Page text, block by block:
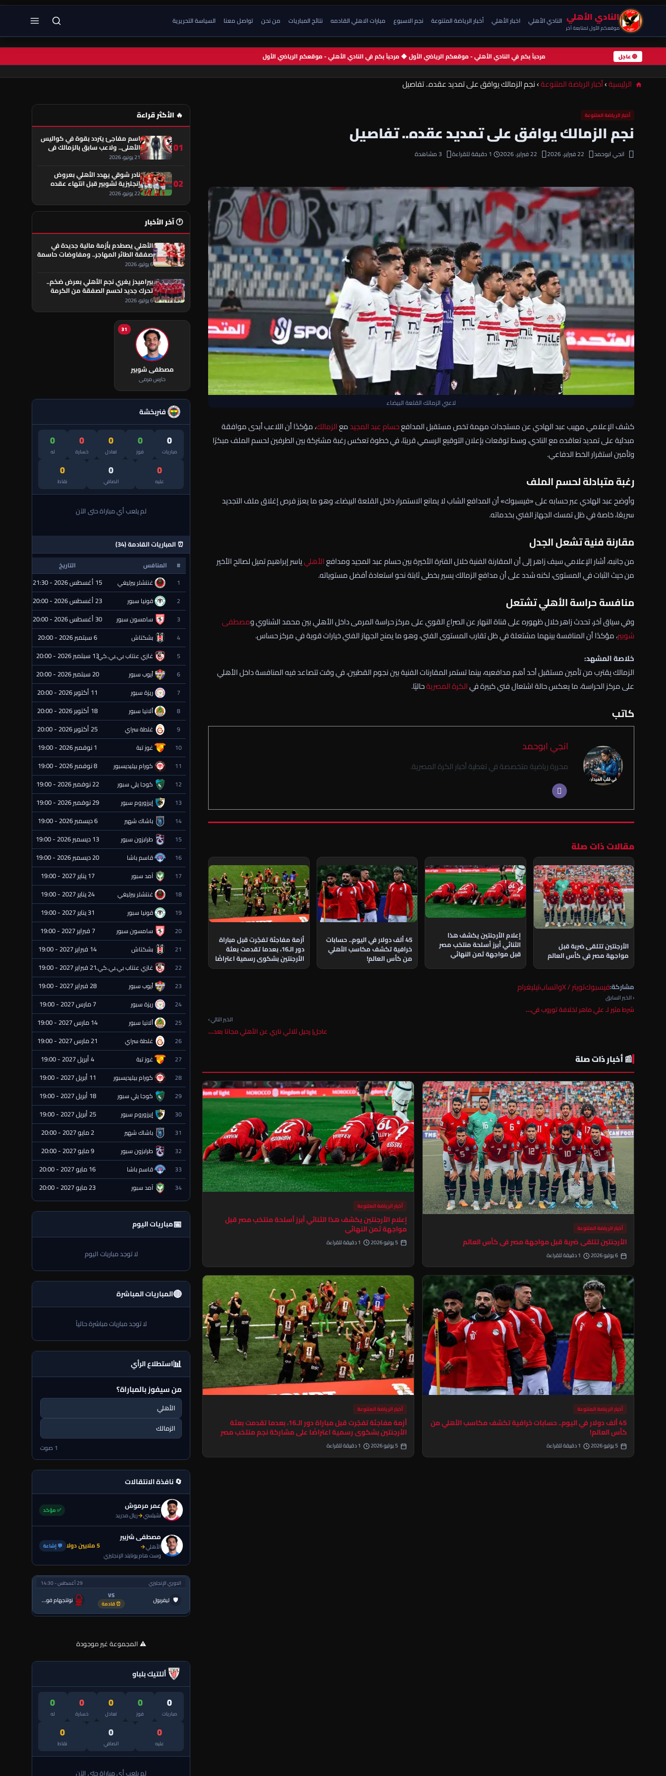
النادي الأهلي
موقعكم الأول لمتابعة آخر
النادي الأهلي اخبار الأهلي أخبار الرياضة المتنوعة نجم الاسبوع مبارات الاهلي القادمه نتائج المباريات من نحن تواصل معنا السياسة التحريرية
🔴 عاجل مرحباً بكم في النادي الأهلي - موقعكم الرياضي الأول ◆ مرحباً بكم في النادي الأهلي - موقعكم الرياضي الأول
الرئيسية›أخبار الرياضة المتنوعة›نجم الزمالك يوافق على تمديد عقده.. تفاصيل
أخبار الرياضة المتنوعة
نجم الزمالك يوافق على تمديد عقده.. تفاصيل
انجي ابوحمد 22 فبراير، 2026 22 فبراير، 2026 1 دقيقة للقراءة 3 مشاهدة
لاعبي الزمالك القلعة البيضاء
كشف الإعلاميمهيب عبد الهاديعن مستجدات مهمة تخص مستقبل المدافعحسام عبد المجيدمعالزمالك، مؤكدًا أن اللاعب أبدى موافقة
مبدئية على تمديد تعاقده مع النادي، وسط توقعات بإعلان التوقيع الرسمي قريبًا، في خطوة تعكس رغبة مشتركة بين الطرفين لحسم الملف مبكرًا
وتأمين استقرار الخط الدفاعي.
رغبة متبادلة لحسم الملف
وأوضح عبد الهادي عبر حسابه على «فيسبوك» أن المدافع الشاب لا يمانع الاستمرار داخل القلعة البيضاء، وهو ما يعزز فرص إغلاق ملف التجديد
سريعًا، خاصة في ظل تمسك الجهاز الفني بخدماته.
مقارنة فنية تشعل الجدل
من جانبه، أشار الإعلاميسيف زاهرإلى أن المقارنة الفنية خلال الفترة الأخيرة بين حسام عبد المجيد ومدافعالأهليياسر إبراهيمتميل لصالح الأخير
من حيث الثبات في المستوى، لكنه شدد على أن مدافع الزمالك يسير بخطى ثابتة نحو استعادة أفضل مستوياته.
منافسة حراسة الأهلي تشتعل
وفي سياق آخر، تحدث زاهر خلال ظهوره على قناةالنهارعن الصراع القوي على مركز حراسة المرمى داخلالأهليبينمحمد الشناويومصطفى
شوبير، مؤكدًا أن المنافسة بينهما مشتعلة في ظل تقارب المستوى الفني، وهو ما يمنح الجهاز الفني خيارات قوية في مركز حساس.
خلاصة المشهد:
الزمالك يقترب من تأمين مستقبل أحد أهم مدافعيه، بينما تستمر المقارنات الفنية بين نجوم القطبين، في وقت تتصاعد فيه المنافسة داخل الأهلي
على مركز الحراسة، ما يعكس حالة اشتعال فني كبيرة فيالكرة المصريةحاليًا.
كاتب
انجي ابوحمد
محررة رياضية متخصصة في تغطية أخبار الكرة المصرية.
مقالات ذات صلة
الأرجنتين تتلقى ضربة قبل
مواجهة مصر في كأس العالم
إعلام الأرجنتين يكشف هذا
الثنائي أبرز أسلحة منتخب مصر
قبل مواجهة ثمن النهائي
45 ألف دولار في اليوم.. حسابات
خرافية تكشف مكاسب الأهلي
من كأس العالم!
أزمة مفاجئة تفجّرت قبل مباراة
دور الـ16، بعدما تقدمت بعثة
الأرجنتين بشكوى رسمية اعتراضًا
على مشاركة نجم منتخب مصر
مشاركة:فيسبوكتويتر / X واتسابتيليغرام
‹ الخبر السابق
شرط مثير لـ علي ماهر لخلافة توروب في…
الخبر التالي ›
عاجل| رحيل ثلاثي ناري عن الأهلي مجانا بعد…
📰 أخبار ذات صلة
أخبار الرياضة المتنوعة
الأرجنتين تتلقى ضربة قبل مواجهة مصر في كأس العالم
أخبار الرياضة المتنوعة
إعلام الأرجنتين يكشف هذا الثنائي أبرز أسلحة منتخب مصر قبل
مواجهة ثمن النهائي
أخبار الرياضة المتنوعة
45 ألف دولار في اليوم.. حسابات خرافية تكشف مكاسب الأهلي من
كأس العالم!
أخبار الرياضة المتنوعة
أزمة مفاجئة تفجّرت قبل مباراة دور الـ16، بعدما تقدمت بعثة
الأرجنتين بشكوى رسمية اعتراضًا على مشاركة نجم منتخب مصر
🔥 الأكثر قراءة
01
اسم مفاجئ يتردد بقوة في كواليس
الأهلي.. ولاعب سابق بالزمالك في
قلب الحكاية!
21 يونيو، 2026
02
نادر شوقي يهدد الأهلي بعروض
إنجليزية لشوبير قبل انتهاء عقده
22 يونيو، 2026
🕐 آخر الأخبار
الأهلي يصطدم بأزمة مالية جديدة في
صفقة الطائر المهاجر.. ومفاوضات حاسمة
تقترب من الحسم
6 يوليو، 2026
بيراميدز يغري نجم الأهلي بعرض ضخم..
تحرك جديد لحسم الصفقة من الكرمة
العراقي
6 يوليو، 2026
31
مصطفى شوبير
حارس مرمى
فنربخشة
0
مباريات
0
فوز
0
تعادل
0
خسارة
0
له
0
عليه
0
الصافي
0
نقاط
لم يلعب أي مباراة حتى الآن
⏰ المباريات القادمة (34)
# المنافس التاريخ
1
غنتشلر بيرليغي 15 أغسطس 2026 - 21:30
2 قونيا سبور 23 أغسطس 2026 - 20:00
3 سامسون سبور 30 أغسطس 2026 - 20:00
4 بشكتاش 6 سبتمبر 2026 - 20:00
5 غازي عنتاب بي.بي.كي.13 سبتمبر 2026 - 20:00
6 أيوب سبور 20 سبتمبر 2026 - 20:00
7 ريزة سبور 11 أكتوبر 2026 - 20:00
8 ألانيا سبور 18 أكتوبر 2026 - 20:00
9 غلطة سراي 25 أكتوبر 2026 - 20:00
10 غوز تبة 1 نوفمبر 2026 - 19:00
11 كورام بيليديسبور 8 نوفمبر 2026 - 19:00
12 كوجا يلي سبور 22 نوفمبر 2026 - 19:00
13 إيرزوروم سبور 29 نوفمبر 2026 - 19:00
14 باشاك شهير 6 ديسمبر 2026 - 19:00
15 طرابزون سبور 13 ديسمبر 2026 - 19:00
16 قاسم باشا 20 ديسمبر 2026 - 19:00
17 آمد سبور 17 يناير 2027 - 19:00
18 غنتشلر بيرليغي 24 يناير 2027 - 19:00
19 قونيا سبور 31 يناير 2027 - 19:00
20 سامسون سبور 7 فبراير 2027 - 19:00
21 بشكتاش 14 فبراير 2027 - 19:00
22 غازي عنتاب بي.بي.كي.21 فبراير 2027 - 19:00
23 أيوب سبور 28 فبراير 2027 - 19:00
24 ريزة سبور 7 مارس 2027 - 19:00
25 ألانيا سبور 14 مارس 2027 - 19:00
26 غلطة سراي 21 مارس 2027 - 19:00
27 غوز تبة 4 أبريل 2027 - 19:00
28 كورام بيليديسبور 11 أبريل 2027 - 19:00
29 كوجا يلي سبور 18 أبريل 2027 - 19:00
30 إيرزوروم سبور 25 أبريل 2027 - 19:00
31 باشاك شهير 2 مايو 2027 - 20:00
32 طرابزون سبور 9 مايو 2027 - 20:00
33 قاسم باشا 16 مايو 2027 - 20:00
34 آمد سبور 23 مايو 2027 - 20:00
📅مباريات اليوم
لا توجد مباريات اليوم
🔴المباريات المباشرة
لا توجد مباريات مباشرة حالياً
📊استطلاع الرأي
من سيفوز بالمباراة؟
الأهلي
الزمالك
1 صوت
🔄 نافذة الانتقالات
عمر مرموش
تشيلسي→ريال مدريد
✅ مؤكد
مصطفى شزبير
الأهلي→
وست هام يونايتد الإنجليزي
5 ملايين دولا 💬 إشاعة
الدوري الإنجليزي 29 أغسطس - 14:30
🛡 ليفربول VS
⏰ قادمة نوتنجهام فورست
⚠️ المجموعة غير موجودة
أتلتيك بلباو
0
مباريات
0
فوز
0
تعادل
0
خسارة
0
له
0
عليه
0
الصافي
0
نقاط
لم يلعب أي مباراة حتى الآن